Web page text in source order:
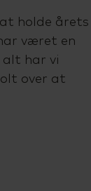
holde årets
været en
har vi
over at